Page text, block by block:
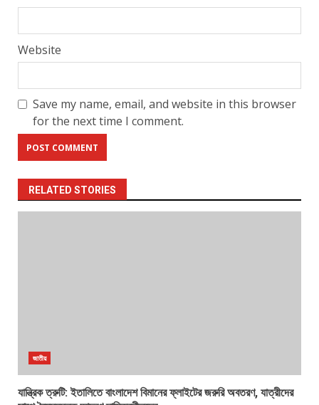
Website
Save my name, email, and website in this browser
for the next time I comment.
RELATED STORIES
জাতীয়
যান্ত্রিক ত্রুটি: ইতালিতে বাংলাদেশ বিমানের ফ্লাইটের জরুরি অবতরণ, যাত্রীদের